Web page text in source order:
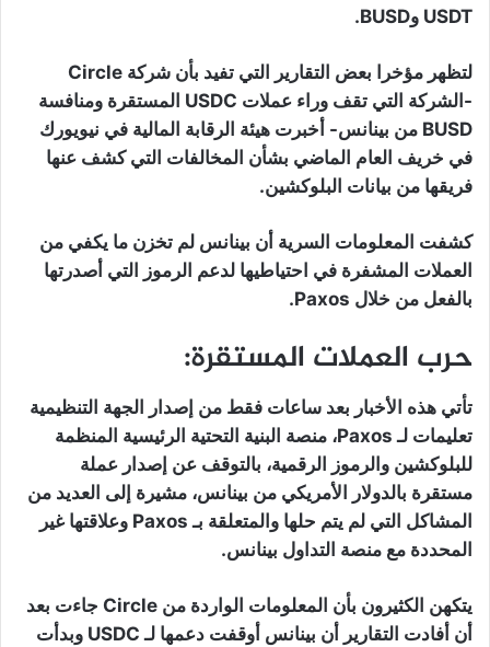
USDT وBUSD.
لتظهر مؤخرا بعض التقارير التي تفيد بأن شركة Circle
-الشركة التي تقف وراء عملات USDC المستقرة ومنافسة
BUSD من بينانس- أخبرت هيئة الرقابة المالية في نيويورك
في خريف العام الماضي بشأن المخالفات التي كشف عنها
فريقها من بيانات البلوكشين.
كشفت المعلومات السرية أن بينانس لم تخزن ما يكفي من
العملات المشفرة في احتياطيها لدعم الرموز التي أصدرتها
بالفعل من خلال Paxos.
حرب العملات المستقرة:
تأتي هذه الأخبار بعد ساعات فقط من إصدار الجهة التنظيمية
تعليمات لـ Paxos، منصة البنية التحتية الرئيسية المنظمة
للبلوكشين والرموز الرقمية، بالتوقف عن إصدار عملة
مستقرة بالدولار الأمريكي من بينانس، مشيرة إلى العديد من
المشاكل التي لم يتم حلها والمتعلقة بـ Paxos وعلاقتها غير
المحددة مع منصة التداول بينانس.
يتكهن الكثيرون بأن المعلومات الواردة من Circle جاءت بعد
أن أفادت التقارير أن بينانس أوقفت دعمها لـ USDC وبدأت